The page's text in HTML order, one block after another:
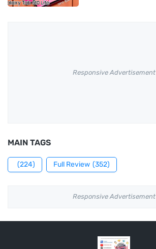
Responsive Advertisement
MAIN TAGS
(224) Full Review (352)
Responsive Advertisement